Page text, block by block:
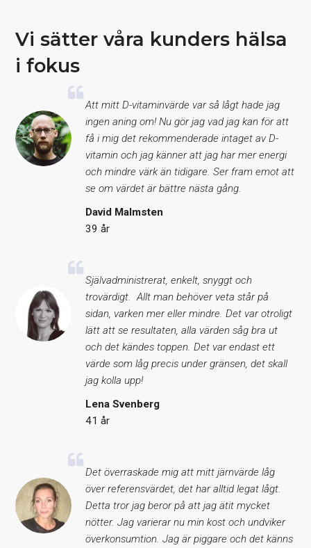
Vi sätter våra kunders hälsa
i fokus
Att mitt D-vitaminvärde var så lågt hade jag
ingen aning om! Nu gör jag vad jag kan för att
få i mig det rekommenderade intaget av D-
vitamin och jag känner att jag har mer energi
och mindre värk än tidigare. Ser fram emot att
se om värdet är bättre nästa gång.
David Malmsten
39 år
Självadministrerat, enkelt, snyggt och
trovärdigt. Allt man behöver veta står på
sidan, varken mer eller mindre. Det var otroligt
lätt att se resultaten, alla värden såg bra ut
och det kändes toppen. Det var endast ett
värde som låg precis under gränsen, det skall
jag kolla upp!
Lena Svenberg
41 år
Det överraskade mig att mitt järnvärde låg
över referensvärdet, det har alltid legat lågt.
Detta tror jag beror på att jag ätit mycket
nötter. Jag varierar nu min kost och undviker
överkonsumtion. Jag är piggare och det känns